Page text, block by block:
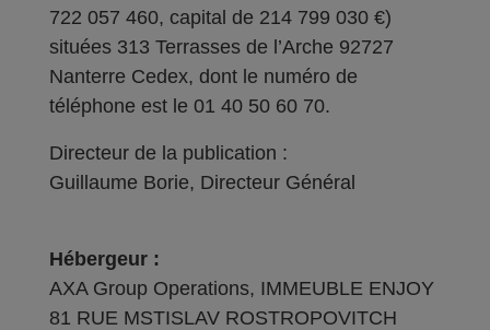
722 057 460, capital de 214 799 030 €)
situées 313 Terrasses de l’Arche 92727
Nanterre Cedex, dont le numéro de
téléphone est le 01 40 50 60 70.
Directeur de la publication :
Guillaume Borie, Directeur Général
Hébergeur :
AXA Group Operations, IMMEUBLE ENJOY
81 RUE MSTISLAV ROSTROPOVITCH